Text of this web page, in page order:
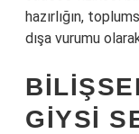
hazırlığın,
dışa vurumu
GIYSI